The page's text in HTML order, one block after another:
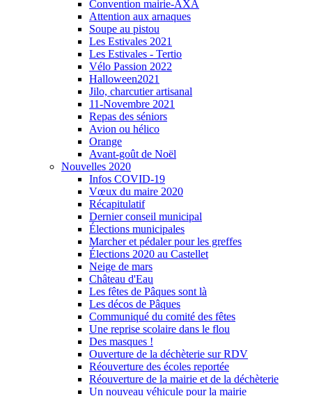
Convention mairie-AXA
Attention aux arnaques
Soupe au pistou
Les Estivales 2021
Les Estivales - Tertio
Vélo Passion 2022
Halloween2021
Jilo, charcutier artisanal
11-Novembre 2021
Repas des séniors
Avion ou hélico
Orange
Avant-goût de Noël
Nouvelles 2020
Infos COVID-19
Vœux du maire 2020
Récapitulatif
Dernier conseil municipal
Élections municipales
Marcher et pédaler pour les greffes
Élections 2020 au Castellet
Neige de mars
Château d'Eau
Les fêtes de Pâques sont là
Les décos de Pâques
Communiqué du comité des fêtes
Une reprise scolaire dans le flou
Des masques !
Ouverture de la déchèterie sur RDV
Réouverture des écoles reportée
Réouverture de la mairie et de la déchèterie
Un nouveau véhicule pour la mairie